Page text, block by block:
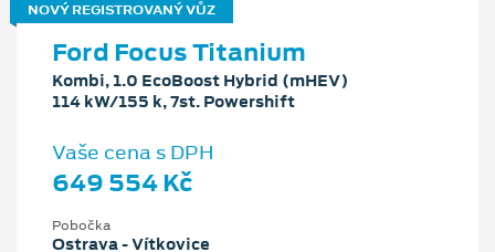
NOVÝ REGISTROVANÝ VŮZ
Ford Focus Titanium
Kombi, 1.0 EcoBoost Hybrid (mHEV)
114 kW/155 k, 7st. Powershift
Vaše cena s DPH
649 554 Kč
Pobočka
Ostrava - Vítkovice